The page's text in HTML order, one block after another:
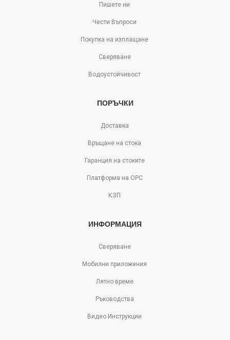
Пишете ни
Чести Въпроси
Покупка на изплащане
Сверяване
Водоустойчивост
ПОРЪЧКИ
Доставка
Връщане на стока
Гаранция на стоките
Платформа на ОРС
КЗП
ИНФОРМАЦИЯ
Сверяване
Мобилни приложения
Лятно време
Ръководства
Видео Инструкции